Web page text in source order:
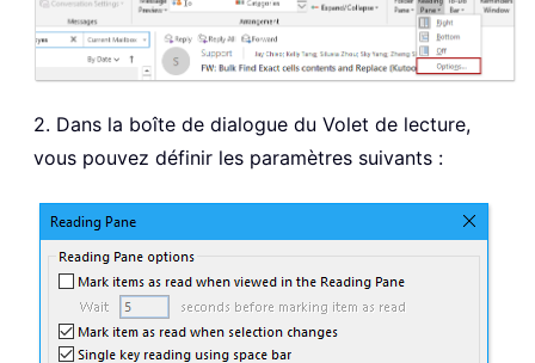
2. Dans la boîte de dialogue du Volet de lecture,
vous pouvez définir les paramètres suivants :